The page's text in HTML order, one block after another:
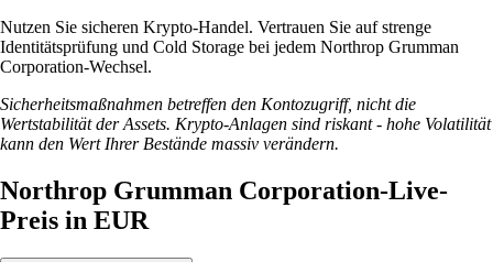
Nutzen Sie sicheren Krypto-Handel. Vertrauen Sie auf strenge
Identitätsprüfung und Cold Storage bei jedem Northrop Grumman
Corporation-Wechsel.
Sicherheitsmaßnahmen betreffen den Kontozugriff, nicht die
Wertstabilität der Assets. Krypto-Anlagen sind riskant - hohe Volatilität
kann den Wert Ihrer Bestände massiv verändern.
Northrop Grumman Corporation-Live-
Preis in EUR